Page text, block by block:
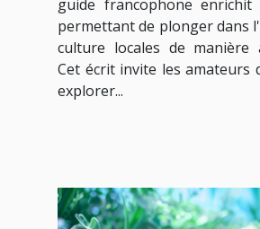
guide francophone enrichit
permettant de plonger dans
culture locales de manière
Cet écrit invite les amateurs
explorer...